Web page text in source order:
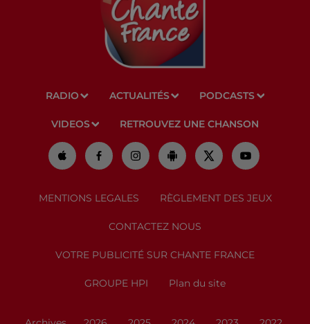
RADIO ACTUALITÉS PODCASTS
VIDEOS RETROUVEZ UNE CHANSON
MENTIONS LEGALES RÈGLEMENT DES JEUX
CONTACTEZ NOUS
VOTRE PUBLICITÉ SUR CHANTE FRANCE
GROUPE HPI Plan du site